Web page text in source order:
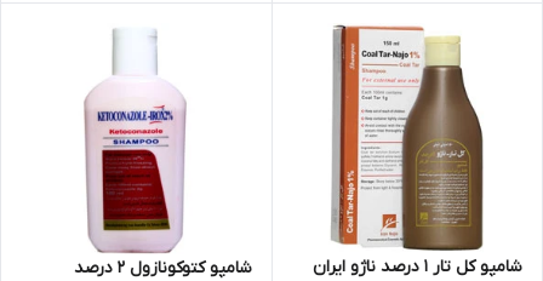
شامپو کل تار 1 درصد ناژو ایران
شامپو کتوکونازول 2 درصد